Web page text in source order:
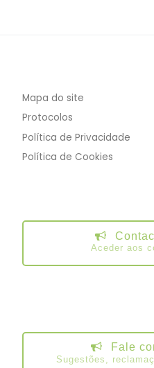
Mapa do site
Protocolos
Política de Privacidade
Política de Cookies
Aceder aos
Fale
Sugestões,